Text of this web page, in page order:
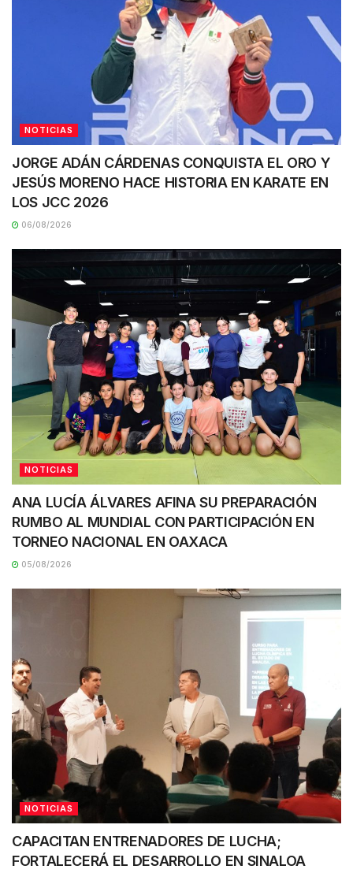
NOTICIAS
JORGE ADÁN CÁRDENAS CONQUISTA EL ORO Y
JESÚS MORENO HACE HISTORIA EN KARATE EN
LOS JCC 2026
06/08/2026
NOTICIAS
ANA LUCÍA ÁLVARES AFINA SU PREPARACIÓN
RUMBO AL MUNDIAL CON PARTICIPACIÓN EN
TORNEO NACIONAL EN OAXACA
05/08/2026
NOTICIAS
CAPACITAN ENTRENADORES DE LUCHA;
FORTALECERÁ EL DESARROLLO EN SINALOA